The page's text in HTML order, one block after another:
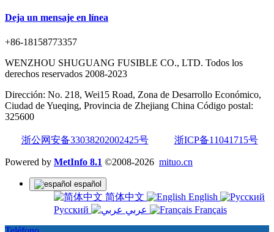
Deja un mensaje en línea
+86-18158773357
WENZHOU SHUGUANG FUSIBLE CO., LTD. Todos los
derechos reservados 2008-2023
Dirección: No. 218, Wei15 Road, Zona de Desarrollo Económico,
Ciudad de Yueqing, Provincia de Zhejiang China Código postal:
325600
浙公网安备33038202002425号 浙ICP备11041715号
Powered by MetInfo 8.1 ©2008-2026 mituo.cn
español
简体中文
English
Русский
Français